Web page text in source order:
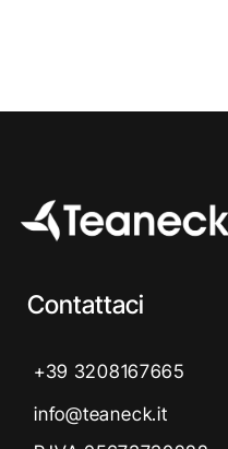
Contattaci
+39 3208167665
info@teaneck.it